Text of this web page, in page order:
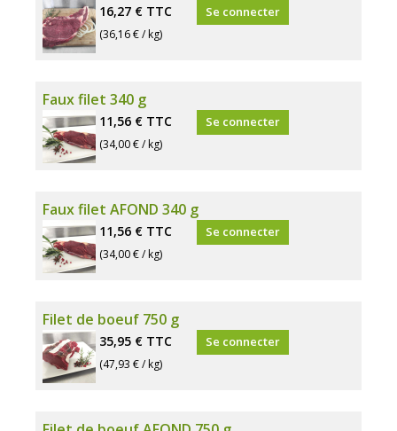
16,27 € TTC
(36,16 € / kg)
Se connecter
Faux filet 340 g
11,56 € TTC
(34,00 € / kg)
Se connecter
Faux filet AFOND 340 g
11,56 € TTC
(34,00 € / kg)
Se connecter
Filet de boeuf 750 g
35,95 € TTC
(47,93 € / kg)
Se connecter